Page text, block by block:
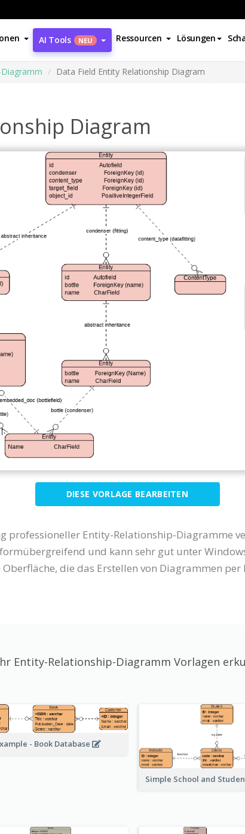
AI Tools NEU Ressourcen Lösungen
Data Field Entity Relationship Diagram
Diagram
DIESE VORLAGE BEARBEITEN
professioneller Entity-Relationship-Diagramme
und kann sehr gut unter
die das Erstellen von Diagrammen
Entity-Relationship-Diagramm Vorlagen
- Book Database
Simple School and